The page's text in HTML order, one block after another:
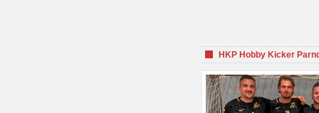
HKP Hobby Kicker